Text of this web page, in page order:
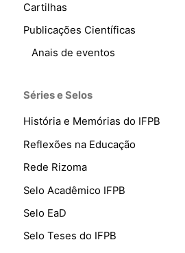
Cartilhas
Publicações Científicas
Anais de eventos
Séries e Selos
História e Memórias do IFPB
Reflexões na Educação
Rede Rizoma
Selo Acadêmico IFPB
Selo EaD
Selo Teses do IFPB